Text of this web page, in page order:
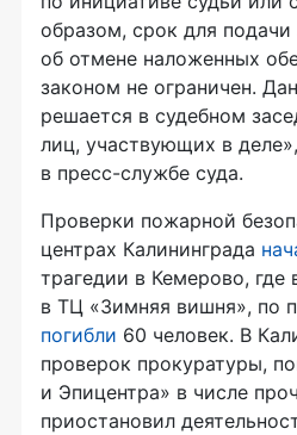
образом, срок для подачи
об отмене наложенных
законом не ограничен.
решается в судебном
лиц, участвующих в
в пресс-службе суда.
Проверки пожарной
центрах Калининграда
трагедии в Кемерово, где
в ТЦ «Зимняя вишня», по
погибли 60 человек. В
проверок прокуратуры,
и Эпицентра» в числе
приостановил